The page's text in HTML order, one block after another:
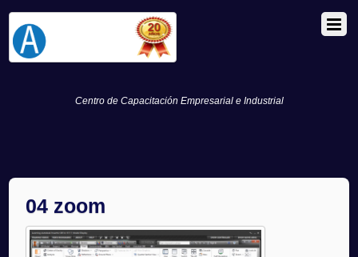
Centro de Capacitación Empresarial e Industrial
04 zoom